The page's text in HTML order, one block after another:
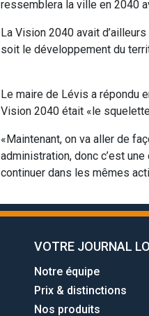
ressemblera la ville en 2040
La Vision 2040 avait
soit le développement du
Le maire de Lévis a répondu
Vision 2040 était «le
«Maintenant, on va aller de
administration, donc c’est
continuer dans les mêmes
VOTRE JOURNAL
Notre équipe
Prix & distinctions
Nos produits